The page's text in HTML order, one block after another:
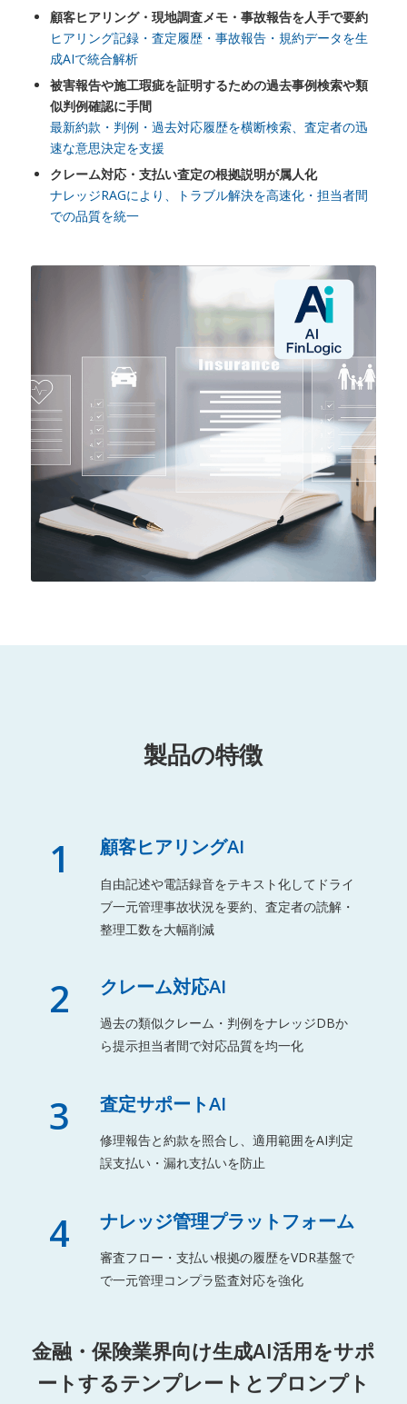
顧客ヒアリング・現地調査メモ・事故報告を人手で要約
ヒアリング記録・査定履歴・事故報告・規約データを生
成AIで統合解析
被害報告や施工瑕疵を証明するための過去事例検索や類
似判例確認に手間
最新約款・判例・過去対応履歴を横断検索、査定者の迅
速な意思決定を支援
クレーム対応・支払い査定の根拠説明が属人化
ナレッジRAGにより、トラブル解決を高速化・担当者間
での品質を統一
製品の特徴
1 顧客ヒアリングAI
自由記述や電話録音をテキスト化してドライ
ブ一元管理事故状況を要約、査定者の読解・
整理工数を大幅削減
2 クレーム対応AI
過去の類似クレーム・判例をナレッジDBか
ら提示担当者間で対応品質を均一化
3 査定サポートAI
修理報告と約款を照合し、適用範囲をAI判定
誤支払い・漏れ支払いを防止
4 ナレッジ管理プラットフォーム
審査フロー・支払い根拠の履歴をVDR基盤で
で一元管理コンプラ監査対応を強化
金融・保険業界向け生成AI活用をサポ
ートするテンプレートとプロンプト